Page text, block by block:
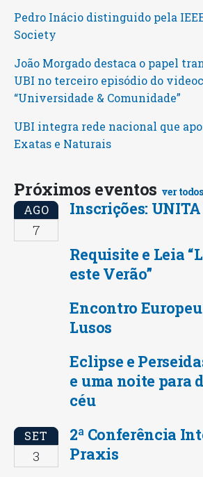
Pedro Inácio distinguido pela
Society
João Morgado destaca o papel
UBI no terceiro episódio do
“Universidade & Comunidade”
UBI integra rede nacional que
Exatas e Naturais
Próximos eventos ver todos
AGO
7
Inscrições:
Requisite e Leia
este Verão”
Encontro
Lusos
Eclipse e
e uma noite para
céu
SET
3
2ª Conferência
Praxis